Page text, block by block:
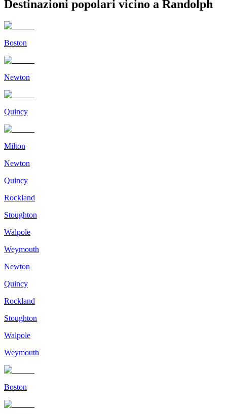
Destinazioni popolari vicino a Randolph
Boston
Newton
Quincy
Milton
Newton
Quincy
Rockland
Stoughton
Walpole
Weymouth
Newton
Quincy
Rockland
Stoughton
Walpole
Weymouth
Boston